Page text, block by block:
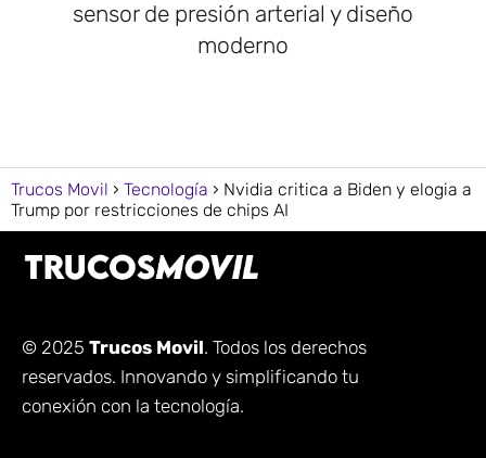
sensor de presión arterial y diseño
moderno
Trucos Movil Tecnología
Nvidia critica a Biden y elogia a
Trump por restricciones de chips AI
© 2025 Trucos Movil. Todos los derechos
reservados. Innovando y simplificando tu
conexión con la tecnología.